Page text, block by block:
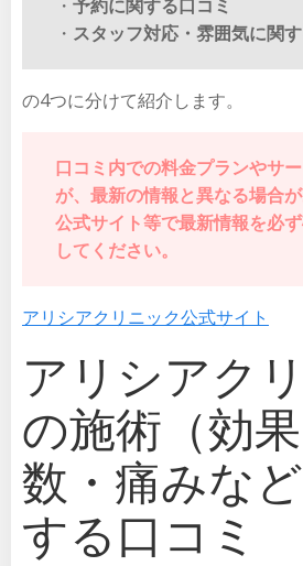
・ 予約に関する口コミ
・ スタッフ対応・雰囲気に関
の4つに分けて紹介します。
口コミ内での料金プランやサ
が、最新の情報と異なる場合が
公式サイト等で最新情報を必
してください。
アリシアクリニック公式サイト
アリシアク
の施術（効
数・痛みな
する口コミ